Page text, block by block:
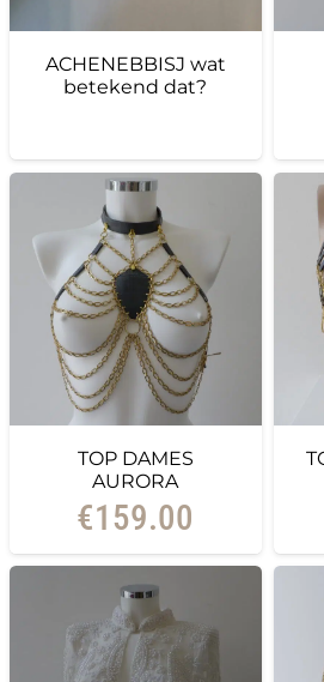
ACHENEBBISJ wat
betekend dat?
TOP DAMES
AURORA
€159.00